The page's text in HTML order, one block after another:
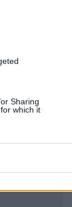
Sharing
which it